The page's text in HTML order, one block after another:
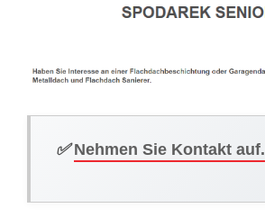
✅Nehmen Sie Kontakt auf.